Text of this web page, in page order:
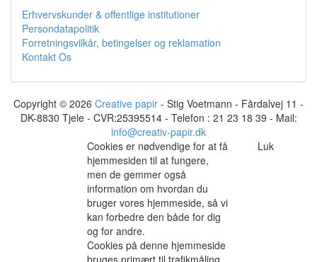
Erhvervskunder & offentlige institutioner
Persondatapolitik
Forretningsvilkår, betingelser og reklamation
Kontakt Os
Copyright © 2026 Creative papir - Stig Voetmann - Fårdalvej 11 -
DK-8830 Tjele - CVR:25395514 - Telefon : 21 23 18 39 - Mail:
info@creativ-papir.dk
Cookies er nødvendige for at få
hjemmesiden til at fungere,
men de gemmer også
information om hvordan du
bruger vores hjemmeside, så vi
kan forbedre den både for dig
og for andre.
Cookies på denne hjemmeside
bruges primært til trafikmåling
Luk